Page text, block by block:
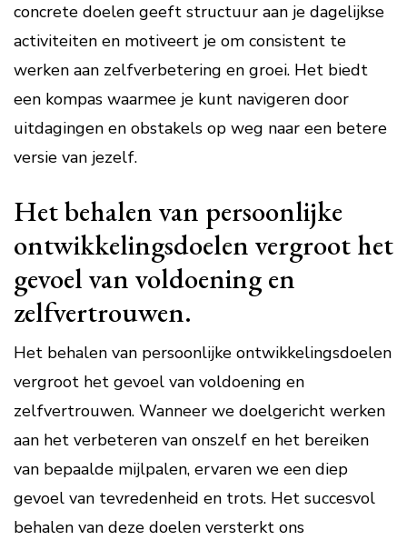
concrete doelen geeft structuur aan je dagelijkse
activiteiten en motiveert je om consistent te
werken aan zelfverbetering en groei. Het biedt
een kompas waarmee je kunt navigeren door
uitdagingen en obstakels op weg naar een betere
versie van jezelf.
Het behalen van persoonlijke
ontwikkelingsdoelen vergroot het
gevoel van voldoening en
zelfvertrouwen.
Het behalen van persoonlijke ontwikkelingsdoelen
vergroot het gevoel van voldoening en
zelfvertrouwen. Wanneer we doelgericht werken
aan het verbeteren van onszelf en het bereiken
van bepaalde mijlpalen, ervaren we een diep
gevoel van tevredenheid en trots. Het succesvol
behalen van deze doelen versterkt ons